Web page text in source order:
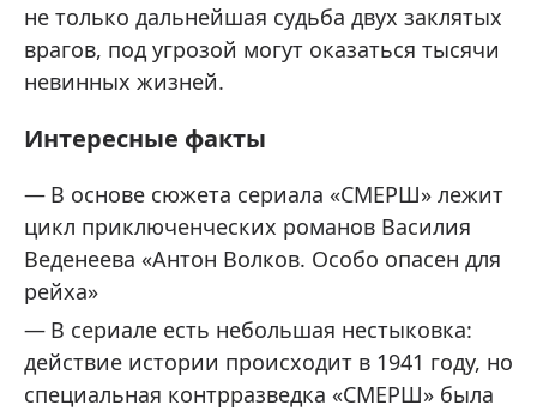
не только дальнейшая судьба двух заклятых
врагов, под угрозой могут оказаться тысячи
невинных жизней.
Интересные факты
В основе сюжета сериала «СМЕРШ» лежит
цикл приключенческих романов Василия
Веденеева «Антон Волков. Особо опасен для
рейха»
В сериале есть небольшая нестыковка:
действие истории происходит в 1941 году, но
специальная контрразведка «СМЕРШ» была